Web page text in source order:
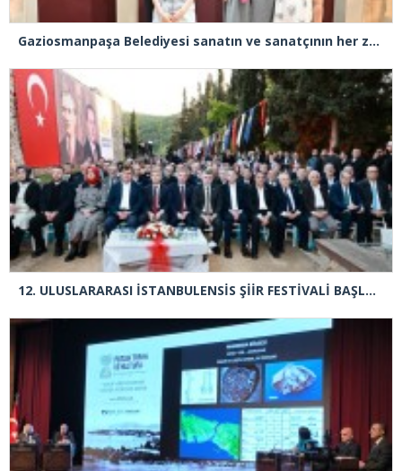
Gaziosmanpaşa Belediyesi sanatın ve sanatçının her zaman yanında
12.⁠ ⁠ULUSLARARASI İSTANBULENSİS ŞİİR FESTİVALİ BAŞLADI